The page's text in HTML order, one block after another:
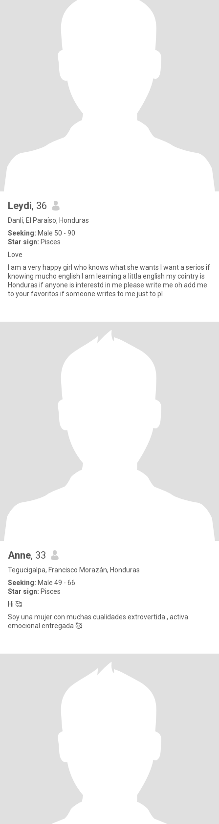
Leydi, 36
Danlí, El Paraíso, Honduras
Seeking: Male 50 - 90
Star sign: Pisces
Love
I am a very happy girl who knows what she wants l want a serios if
knowing mucho english l am learning a littla english my cointry is
Honduras if anyone is interestd in me please write me oh add me
to your favoritos if someone writes to me just to pl
Anne, 33
Tegucigalpa, Francisco Morazán, Honduras
Seeking: Male 49 - 66
Star sign: Pisces
Hi 🥰
Soy una mujer con muchas cualidades extrovertida , activa
emocional entregada 🥰